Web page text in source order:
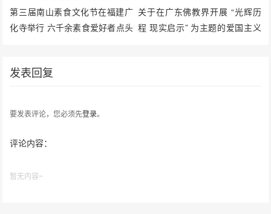
第三届南山素食文化节在福建广
化寺举行 六千余素食爱好者点头
关于在广东佛教界开展 “光辉历
程 现实启示” 为主题的爱国主义
发表回复
要发表评论，您必须先登录。
评论内容：
暂无内容~